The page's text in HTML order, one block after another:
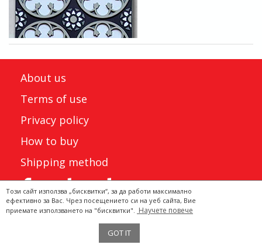
About us
Terms of use
Privacy policy
How to buy
Shipping method
Този сайт използва „бисквитки“, за да работи максимално
ефективно за Вас. Чрез посещението си на уеб сайта, Вие
приемате използването на "бисквитки".
Научете повече
GOT IT